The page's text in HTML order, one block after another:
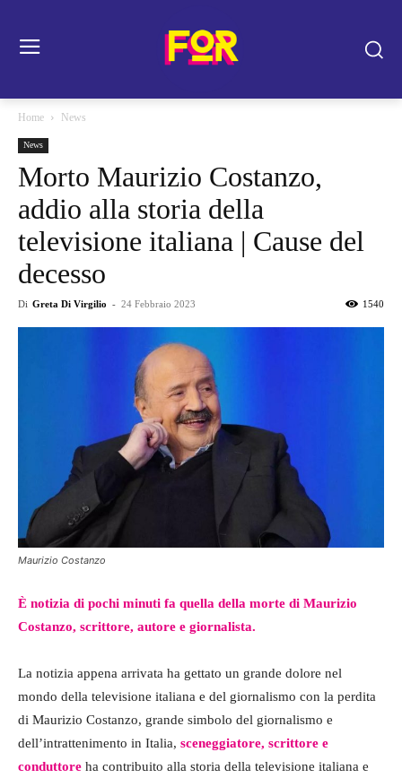
Home News
News
Morto Maurizio Costanzo,
addio alla storia della
televisione italiana | Cause del
decesso
Di Greta Di Virgilio - 24 Febbraio 2023 1540
Maurizio Costanzo
È notizia di pochi minuti fa quella della morte di Maurizio
Costanzo, scrittore, autore e giornalista.
La notizia appena arrivata ha gettato un grande dolore nel
mondo della televisione italiana e del giornalismo con la perdita
di Maurizio Costanzo, grande simbolo del giornalismo e
dell’intrattenimento in Italia, sceneggiatore, scrittore e
conduttore ha contribuito alla storia della televisione italiana e